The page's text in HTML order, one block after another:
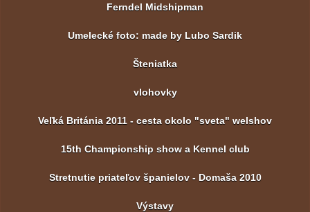
Ferndel Midshipman
Umelecké foto: made by Lubo Sardik
Šteniatka
vlohovky
Veľká Británia 2011 - cesta okolo "sveta" welshov
15th Championship show a Kennel club
Stretnutie priateľov španielov - Domaša 2010
Výstavy